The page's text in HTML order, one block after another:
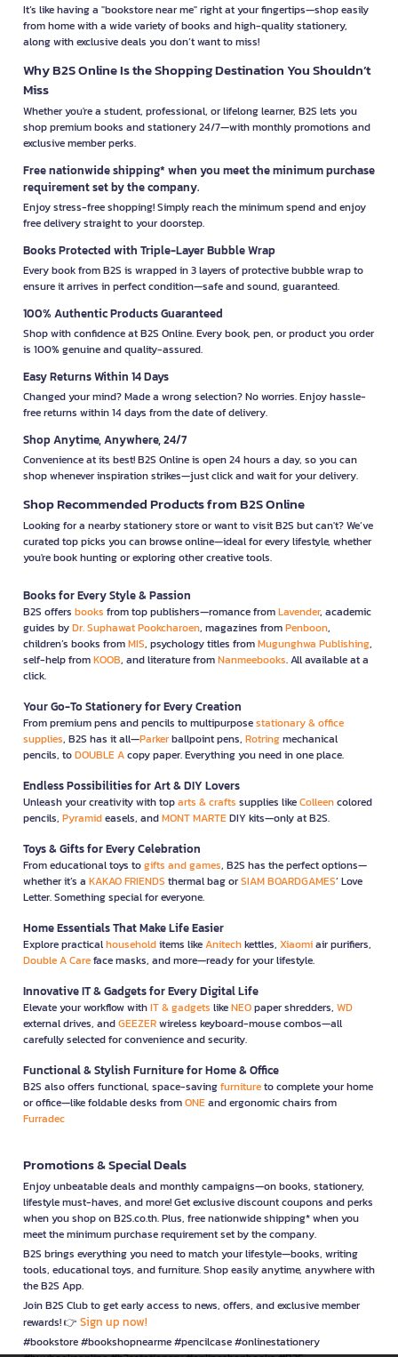
It’s like having a "bookstore near me" right at your fingertips—shop easily
from home with a wide variety of books and high-quality stationery,
along with exclusive deals you don’t want to miss!
Why B2S Online Is the Shopping Destination You Shouldn’t
Miss
Whether you're a student, professional, or lifelong learner, B2S lets you
shop premium books and stationery 24/7—with monthly promotions and
exclusive member perks.
Free nationwide shipping* when you meet the minimum purchase
requirement set by the company.
Enjoy stress-free shopping! Simply reach the minimum spend and enjoy
free delivery straight to your doorstep.
Books Protected with Triple-Layer Bubble Wrap
Every book from B2S is wrapped in 3 layers of protective bubble wrap to
ensure it arrives in perfect condition—safe and sound, guaranteed.
100% Authentic Products Guaranteed
Shop with confidence at B2S Online. Every book, pen, or product you order
is 100% genuine and quality-assured.
Easy Returns Within 14 Days
Changed your mind? Made a wrong selection? No worries. Enjoy hassle-
free returns within 14 days from the date of delivery.
Shop Anytime, Anywhere, 24/7
Convenience at its best! B2S Online is open 24 hours a day, so you can
shop whenever inspiration strikes—just click and wait for your delivery.
Shop Recommended Products from B2S Online
Looking for a nearby stationery store or want to visit B2S but can't? We’ve
curated top picks you can browse online—ideal for every lifestyle, whether
you're book hunting or exploring other creative tools.
Books for Every Style & Passion
B2S offers books from top publishers—romance fromLavender, academic
guides byDr. Suphawat Pookcharoen, magazines fromPenboon,
children’s books fromMIS, psychology titles fromMugunghwa Publishing,
self-help fromKOOB, and literature fromNanmeebooks. All available at a
click.
Your Go-To Stationery for Every Creation
From premium pens and pencils to multipurposestationary & office
supplies, B2S has it all—Parkerballpoint pens, Rotringmechanical
pencils, toDOUBLE Acopy paper. Everything you need in one place.
Endless Possibilities for Art & DIY Lovers
Unleash your creativity with toparts & crafts supplies likeColleencolored
pencils, Pyramideasels, andMONT MARTEDIY kits—only at B2S.
Toys & Gifts for Every Celebration
From educational toys togifts and games, B2S has the perfect options—
whether it’s a KAKAO FRIENDS thermal bag orSIAM BOARDGAMES’ Love
Letter. Something special for everyone.
Home Essentials That Make Life Easier
Explore practicalhouseholditems likeAnitechkettles, Xiaomiair purifiers,
Double A Careface masks, and more—ready for your lifestyle.
Innovative IT & Gadgets for Every Digital Life
Elevate your workflow withIT & gadgets likeNEOpaper shredders, WD
external drives, andGEEZERwireless keyboard-mouse combos—all
carefully selected for convenience and security.
Functional & Stylish Furniture for Home & Office
B2S also offers functional, space-savingfurnitureto complete your home
or office—like foldable desks fromONEand ergonomic chairs from
Furradec
Promotions & Special Deals
Enjoy unbeatable deals and monthly campaigns—on books, stationery,
lifestyle must-haves, and more! Get exclusive discount coupons and perks
when you shop on B2S.co.th. Plus, free nationwide shipping* when you
meet the minimum purchase requirement set by the company.
B2S brings everything you need to match your lifestyle—books, writing
tools, educational toys, and furniture. Shop easily anytime, anywhere with
the B2S App.
Join B2S Club to get early access to news, offers, and exclusive member
rewards! 👉 Sign up now!
#bookstore #bookshopnearme #pencilcase #onlinestationery